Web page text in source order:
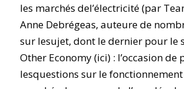
les marchés del’électricité (par
Anne Debrégeas, auteure de
sur lesujet, dont le dernier pour le
Other Economy (ici) : l’occasion de
lesquestions sur le fonctionnement